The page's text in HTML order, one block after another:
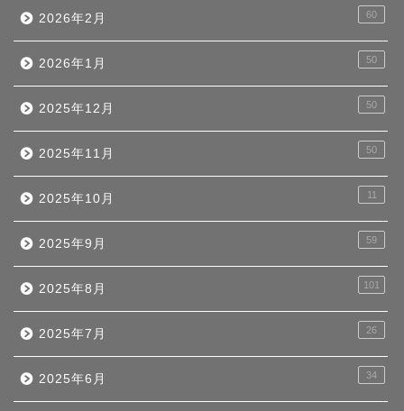
2026年2月 60
2026年1月 50
2025年12月 50
2025年11月 50
2025年10月 11
2025年9月 59
2025年8月 101
2025年7月 26
2025年6月 34